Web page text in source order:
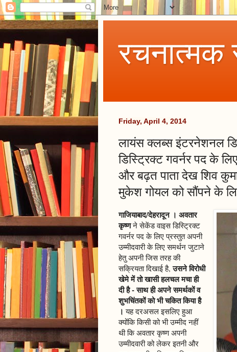
Friday, April 4, 2014
लायंस क्लब्स इंटरनेशनल
डिस्ट्रिक्ट गवर्नर पद के
और बढ़त पाता देख शिव
मुकेश गोयल को सौंपने के
गाजियाबाद/देहरादून । अवतार
कृष्णने सेकेंड वाइस डिस्ट्रिक्ट
गवर्नर पद के लिए प्रस्तुत अपनी
उम्मीदवारी के लिए समर्थन जुटाने
हेतु अपनी जिस तरह की
सक्रियता दिखाई है,उसने विरोधी
खेमे में तो खासी हलचल मचा ही
दी है - साथ ही अपने समर्थकों व
शुभचिंतकों को भी चकित किया है
। यह दरअसल इसलिए हुआ
क्योंकि किसी को भी उम्मीद नहीं
थी कि अवतार कृष्ण अपनी
उम्मीदवारी को लेकर इतनी और